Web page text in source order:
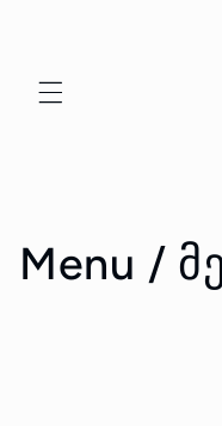
Menu /